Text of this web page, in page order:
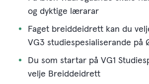
og dyktige lærarar
Faget breiddeidrett kan du
VG3 studiespesialiserande på
Du som startar på VG1
velje Breiddeidrett